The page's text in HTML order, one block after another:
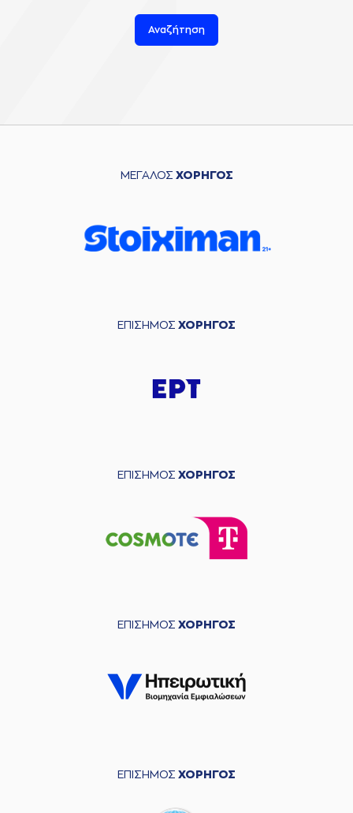
Αναζήτηση
ΜΕΓΑΛΟΣ ΧΟΡΗΓΟΣ
ΕΠΙΣΗΜΟΣ ΧΟΡΗΓΟΣ
ΕΠΙΣΗΜΟΣ ΧΟΡΗΓΟΣ
ΕΠΙΣΗΜΟΣ ΧΟΡΗΓΟΣ
ΕΠΙΣΗΜΟΣ ΧΟΡΗΓΟΣ